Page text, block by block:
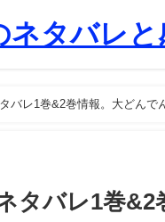
ネタバレと
タバレ1巻&2巻情報。大どんで
タバレ1巻